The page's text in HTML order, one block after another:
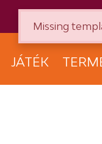
JÁTÉK
Missing